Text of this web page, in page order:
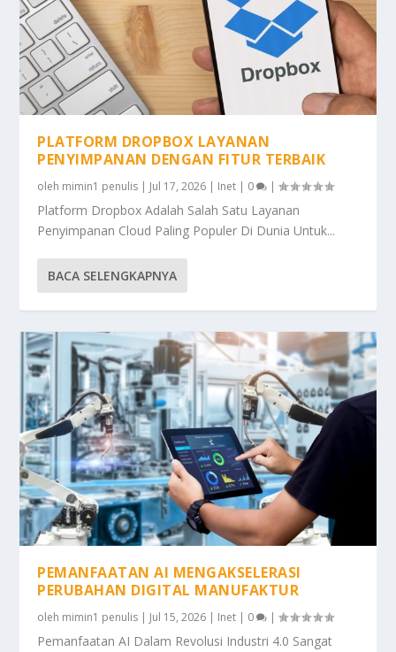
PLATFORM DROPBOX LAYANAN
PENYIMPANAN DENGAN FITUR TERBAIK
oleh mimin1 penulis | Jul 17, 2026 | Inet | 0 |
Platform Dropbox Adalah Salah Satu Layanan
Penyimpanan Cloud Paling Populer Di Dunia Untuk...
BACA SELENGKAPNYA
PEMANFAATAN AI MENGAKSELERASI
PERUBAHAN DIGITAL MANUFAKTUR
oleh mimin1 penulis | Jul 15, 2026 | Inet | 0 |
Pemanfaatan AI Dalam Revolusi Industri 4.0 Sangat